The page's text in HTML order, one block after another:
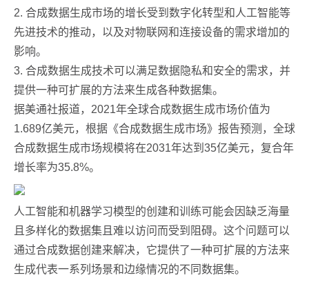
2. 合成数据生成市场的增长受到数字化转型和人工智能等
先进技术的推动，以及对物联网和连接设备的需求增加的
影响。
3. 合成数据生成技术可以满足数据隐私和安全的需求，并
提供一种可扩展的方法来生成各种数据集。
据美通社报道，2021年全球合成数据生成市场价值为
1.689亿美元，根据《合成数据生成市场》报告预测，全球
合成数据生成市场规模将在2031年达到35亿美元，复合年
增长率为35.8%。
人工智能和机器学习模型的创建和训练可能会因缺乏海量
且多样化的数据集且难以访问而受到阻碍。这个问题可以
通过合成数据创建来解决，它提供了一种可扩展的方法来
生成代表一系列场景和边缘情况的不同数据集。